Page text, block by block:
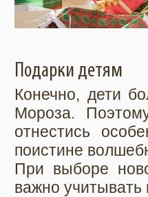
Подарки детям
Конечно, дети
Мороза.
отнестись
поистине
При выборе
важно учитывать